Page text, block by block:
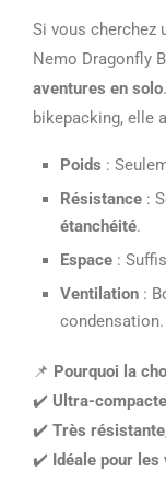
Si vous cherchez
Nemo Dragonfly
aventures en solo
bikepacking, elle
Poids :
Résistance :
étanchéité.
Espace :
Ventilation :
condensation.
📌 Pourquoi la
✔️ Ultra-compacte
✔️ Très résistante
✔️ Idéale pour